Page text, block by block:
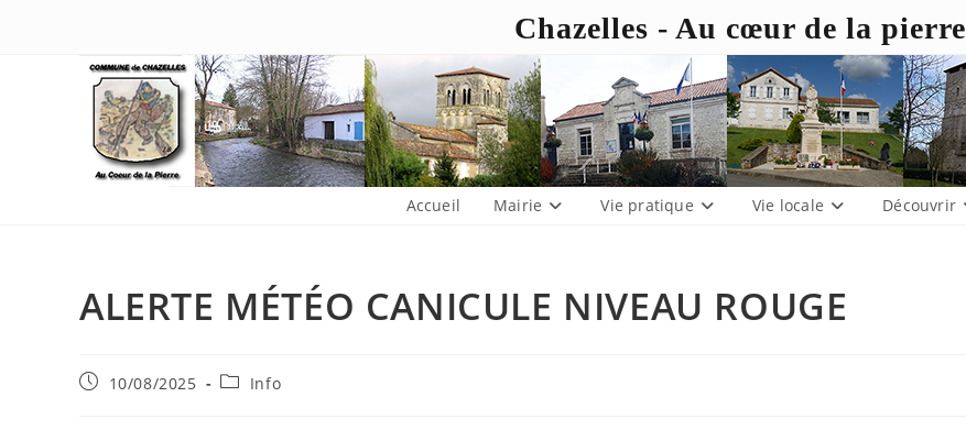
Chazelles - Au cœur de la pierre
Accueil Mairie Vie pratique Vie locale Découvrir
ALERTE MÉTÉO CANICULE NIVEAU ROUGE
10/08/2025 Info